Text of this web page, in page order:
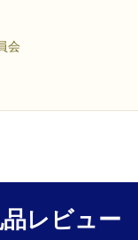
会
レビュー